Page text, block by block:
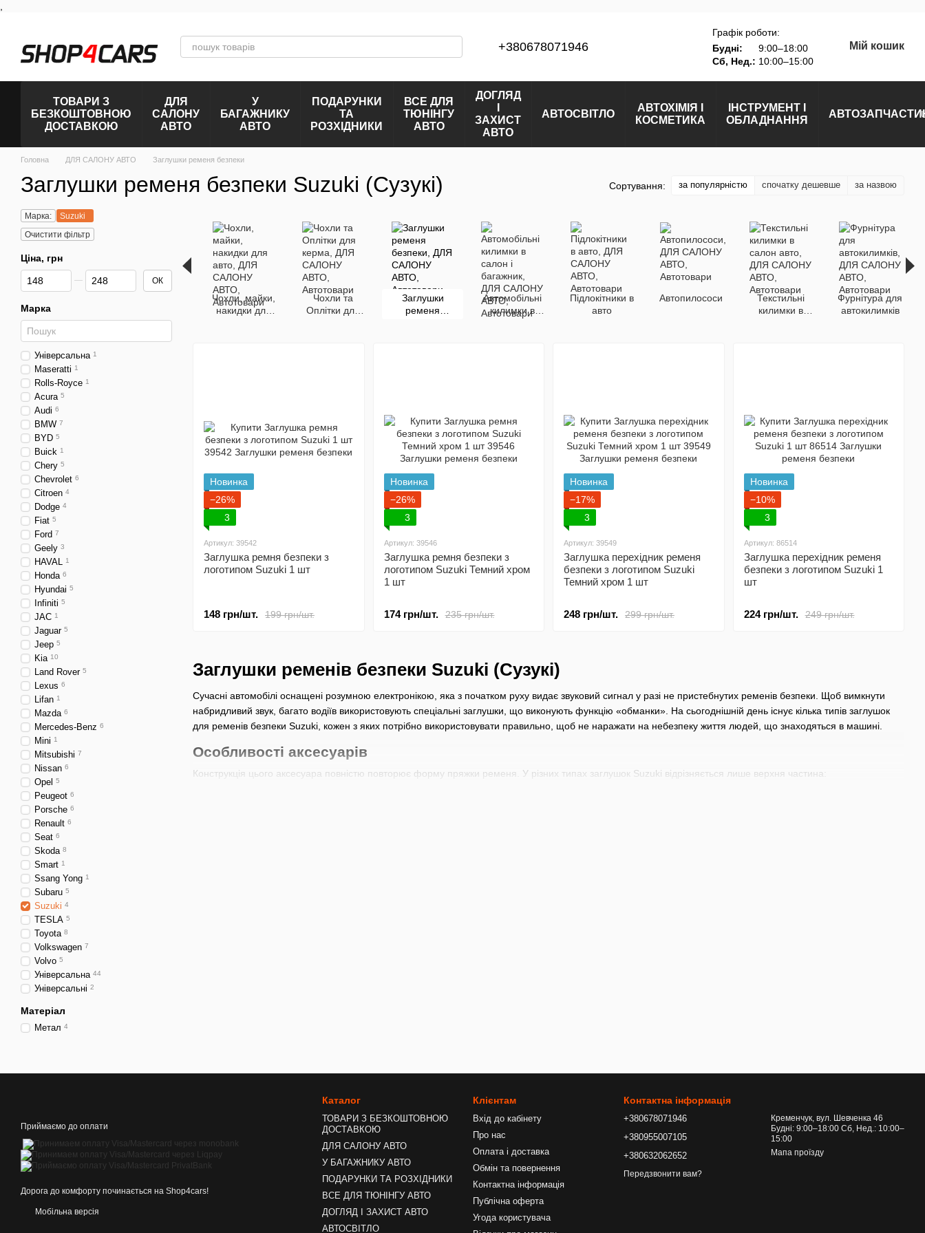
+380678071946
Графік роботи:
Будні:
9:00–18:00
Сб, Нед.: 10:00–15:00
Мій кошик
ТОВАРИ З
БЕЗКОШТОВНОЮ
ДОСТАВКОЮ
ДЛЯ
САЛОНУ
АВТО
У
БАГАЖНИКУ
АВТО
ПОДАРУНКИ
ТА
РОЗХІДНИКИ
ВСЕ ДЛЯ
ТЮНІНГУ
АВТО
ДОГЛЯД
ЗАХИСТ
АВТО
АВТОСВІТЛО
АВТОХІМІЯ І
КОСМЕТИКА
ІНСТРУМЕНТ І
ОБЛАДНАННЯ
Головна ДЛЯ САЛОНУ АВТО Заглушки ременя безпеки
Заглушки ременя безпеки Suzuki (Сузукі) Сортування: за популярністю спочатку дешевше за назвою
Заглушки ременів безпеки Suzuki (Сузукі)
Сучасні автомобілі оснащені розумною електронікою, яка з початком руху видає звуковий сигнал у разі не пристебнутих ременів безпеки. Щоб вимкнути
набридливий звук, багато водіїв використовують спеціальні заглушки, що виконують функцію «обманки». На сьогоднішній день існує кілька типів заглушок
для ременів безпеки Suzuki, кожен з яких потрібно використовувати правильно, щоб не наражати на небезпеку життя людей, що знаходяться в машині.
Особливості аксесуарів
Конструкція цього аксесуара повністю повторює форму пряжки ременя. У різних типах заглушок Suzuki відрізняється лише верхня частина:
Чохли, майки,
накидки для
Чохли та
Оплітки для
Заглушки
ременя
Автомобільні
килимки в
Підлокітники в
авто
Автопилососи
Текстильні
килимки в
Фурнітура для
автокилимків
Новинка
−26%
3
Артикул: 39542
Заглушка ремня безпеки з
логотипом Suzuki 1 шт
199 грн/шт.
148 грн/шт.
Новинка
−26%
3
Артикул: 39546
Заглушка ремня безпеки з
логотипом Suzuki Темний хром
1 шт
235 грн/шт.
174 грн/шт.
Новинка
−17%
3
Артикул: 39549
Заглушка перехідник ременя
безпеки з логотипом Suzuki
Темний хром 1 шт
299 грн/шт.
248 грн/шт.
Новинка
−10%
3
Артикул: 86514
Заглушка перехідник ременя
безпеки з логотипом Suzuki 1
шт
249 грн/шт.
224 грн/шт.
Марка:
Suzuki
Очистити фільтр
Ціна, грн
Від Ціна, грн
До Ціна, грн ОК
Марка
Універсальна 1
Maseratti 1
Rolls-Royce 1
Acura 5
Audi 6
BMW 7
BYD 5
Buick 1
Chery 5
Chevrolet 6
Citroen 4
Dodge 4
Fiat 5
Ford 7
Geely 3
HAVAL 1
Honda 6
Hyundai 5
Infiniti 5
JAC 1
Jaguar 5
Jeep 5
Kia 10
Land Rover 5
Lexus 6
Lifan 1
Mazda 6
Mercedes-Benz 6
Mini 1
Mitsubishi 7
Nissan 6
Opel 5
Peugeot 6
Porsche 6
Renault 6
Seat 6
Skoda 8
Smart 1
Ssang Yong 1
Subaru 5
Suzuki 4
TESLA 5
Toyota 8
Volkswagen 7
Volvo 5
Універсальна 44
Універсальні 2
Матеріал
Метал 4
Приймаємо до оплати
Дорога до комфорту починається на Shop4cars!
Мобільна версія
Каталог
ТОВАРИ З БЕЗКОШТОВНОЮ
ДОСТАВКОЮ
ДЛЯ САЛОНУ АВТО
У БАГАЖНИКУ АВТО
ПОДАРУНКИ ТА РОЗХІДНИКИ
ВСЕ ДЛЯ ТЮНІНГУ АВТО
ДОГЛЯД І ЗАХИСТ АВТО
АВТОСВІТЛО
Клієнтам
Вхід до кабінету
Про нас
Оплата і доставка
Обмін та повернення
Контактна інформація
Публічна оферта
Угода користувача
Контактна інформація
+380678071946
+380955007105
+380632062652
Передзвонити вам?
Кременчук, вул. Шевченка 46
Будні: 9:00–18:00 Сб, Нед.: 10:00–
15:00
Мапа проїзду